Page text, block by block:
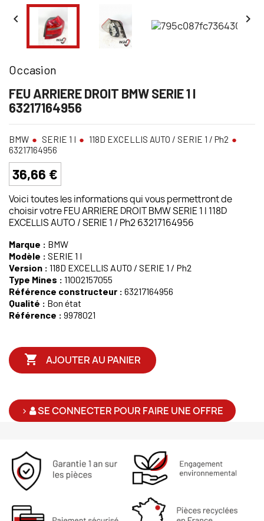
 
Occasion
FEU ARRIERE DROIT BMW SERIE 1 I
63217164956
BMW SERIE 1 I
118D EXCELLIS AUTO / SERIE 1 / Ph2
63217164956
36,66 €
Voici toutes les informations qui vous permettront de
choisir votre FEU ARRIERE DROIT BMW SERIE 1 I 118D
EXCELLIS AUTO / SERIE 1 / Ph2 63217164956
Marque : BMW
Modèle : SERIE 1 I
Version : 118D EXCELLIS AUTO / SERIE 1 / Ph2
Type Mines : 11002157055
Référence constructeur : 63217164956
Qualité : Bon état
Référence : 9978021
 AJOUTER AU PANIER
> SE CONNECTER POUR FAIRE UNE OFFRE